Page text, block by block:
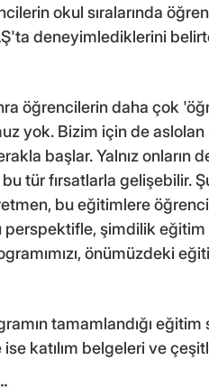
okul sıralarında
deneyimlediklerini
öğrencilerin daha çok
yok. Bizim için de
başlar. Yalnız onların
bu tür fırsatlarla gelişebilir.
bu eğitimlere
şimdilik eğitim
önümüzdeki
tamamlandığı
katılım belgeleri ve